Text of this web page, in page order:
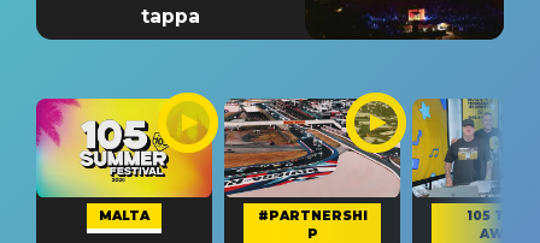
tappa
MALTA
#PARTNERSHI
P
105 TAKE
AWAY